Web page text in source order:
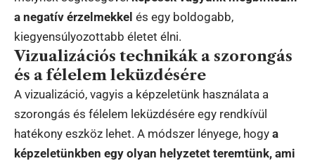
a negatív érzelmekkel és egy boldogabb,
kiegyensúlyozottabb életet élni.
Vizualizációs technikák a szorongás
és a félelem leküzdésére
A vizualizáció, vagyis a képzeletünk használata a
szorongás és félelem leküzdésére egy rendkívül
hatékony eszköz lehet. A módszer lényege, hogy a
képzeletünkben egy olyan helyzetet teremtünk, ami